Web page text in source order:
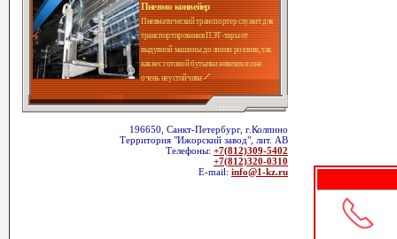
Пневмо конвейер
Пневматический транспортер служит для
транспортирования ПЭТ-тары от
выдувной машины до линии розлива, так
как вес готовой бутылки невелик и она
очень неустойчива
196650, Санкт-Петербург, г.Колпино
Территория "Ижорский завод", лит. АВ
Телефоны: +7(812)309-5402
+7(812)320-0310
E-mail: info@1-kz.ru